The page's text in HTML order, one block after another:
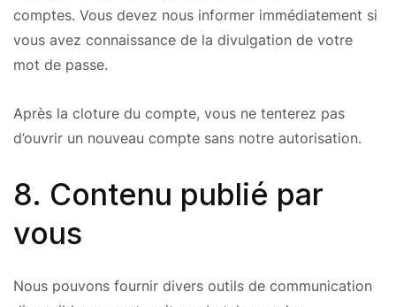
comptes. Vous devez nous informer immédiatement si
vous avez connaissance de la divulgation de votre
mot de passe.
Après la cloture du compte, vous ne tenterez pas
d’ouvrir un nouveau compte sans notre autorisation.
8. Contenu publié par
vous
Nous pouvons fournir divers outils de communication